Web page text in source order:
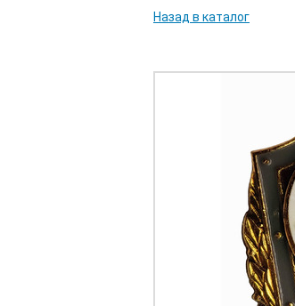
Назад в каталог